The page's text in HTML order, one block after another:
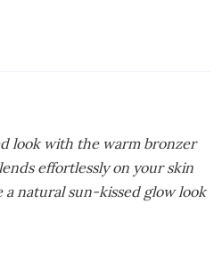
look with the warm bronzer
effortlessly on your skin
natural sun-kissed glow look